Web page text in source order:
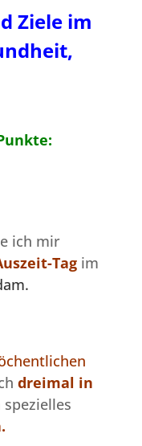
Ziele im
ich mir
Tagim
.
dreimal in
spezielles